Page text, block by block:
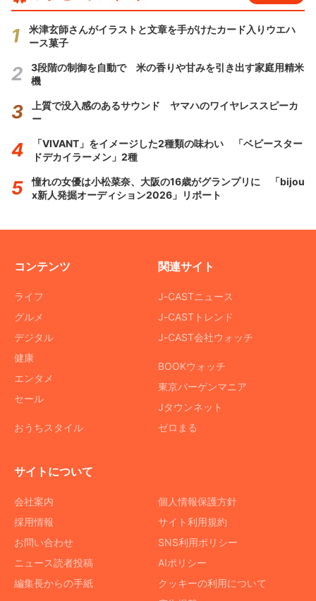
米津玄師さんがイラストと文章を手がけたカード入りウエハ
ース菓子
3段階の制御を自動で 米の香りや甘みを引き出す家庭用精米
機
上質で没入感のあるサウンド ヤマハのワイヤレススピーカ
ー
「VIVANT」をイメージした2種類の味わい 「ベビースター
ドデカイラーメン」2種
憧れの女優は小松菜奈、大阪の16歳がグランプリに 「bijou
x新人発掘オーディション2026」リポート
コンテンツ
ライフ
グルメ
デジタル
健康
エンタメ
セール
おうちスタイル
関連サイト
J-CASTニュース
J-CASTトレンド
J-CAST会社ウォッチ
BOOKウォッチ
東京バーゲンマニア
Jタウンネット
ゼロまる
サイトについて
会社案内
採用情報
お問い合わせ
ニュース読者投稿
編集長からの手紙
個人情報保護方針
サイト利用規約
SNS利用ポリシー
AIポリシー
クッキーの利用について